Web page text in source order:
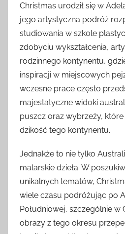
Christmas urodził się w
jego artystyczna podróż
studiowania w szkole
zdobyciu wykształcenia,
rodzinnego kontynentu,
inspiracji w miejscowych
wczesne prace często
majestatyczne widoki
puszcz oraz wybrzeży,
dzikość tego kontynentu.
Jednakże to nie tylko
malarskie dzieła. W
unikalnych tematów,
wiele czasu podróżując po
Południowej, szczególnie w
obrazy z tego okresu